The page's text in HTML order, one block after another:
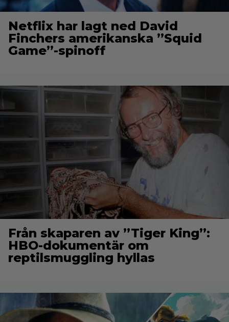
Netflix har lagt ned David
Finchers amerikanska ”Squid
Game”-spinoff
Från skaparen av ”Tiger King”:
HBO-dokumentär om
reptilsmuggling hyllas